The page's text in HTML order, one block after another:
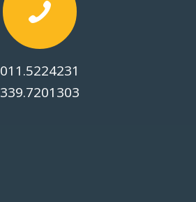
011.5224231
339.7201303